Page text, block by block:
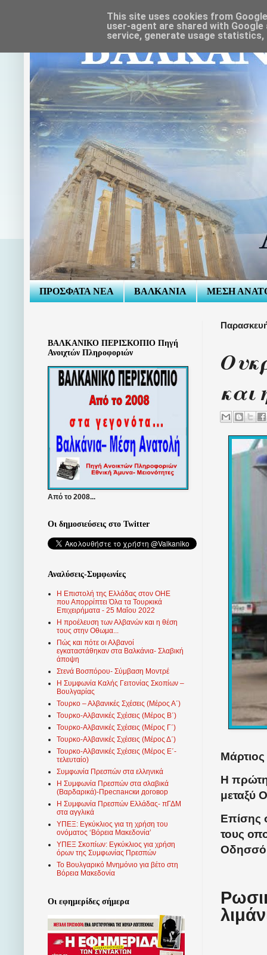
ΠΡΟΣΦΑΤΑ ΝΕΑ ΒΑΛΚΑΝΙΑ ΜΕΣΗ
και
Η
μεταξύ
Επίσης
τους
ΒΑΛΚΑΝΙΚΟ ΠΕΡΙΣΚΟΠΙΟ Πηγή
Ανοιχτών Πληροφοριών
Από το 2008...
Οι δημοσιεύσεις στο Twitter
Αναλύσεις-Συμφωνίες
Η Επιστολή της Ελλάδας στον ΟΗΕ
που Απορρίπτει Όλα τα Τουρκικά
Επιχειρήματα - 25 Μαΐου 2022
Η προέλευση των Αλβανών και η θέση
τους στην Οθωμα...
Πώς και πότε οι Αλβανοί
εγκαταστάθηκαν στα Βαλκάνια- Σλαβική
άποψη
Στενά Βοσπόρου- Σύμβαση Μοντρέ
Η Συμφωνία Καλής Γειτονίας Σκοπίων –
Βουλγαρίας
Τουρκο – Αλβανικές Σχέσεις (Mέρος Α΄)
Τουρκο-Αλβανικές Σχέσεις (Μέρος Β΄)
Τουρκο-Αλβανικές Σχέσεις (Μέρος Γ΄)
Τουρκο-Αλβανικές Σχέσεις (Μέρος Δ΄)
Τουρκο-Αλβανικές Σχέσεις (Μέρος Ε΄-
τελευταίο)
Συμφωνία Πρεσπών στα ελληνικά
Η Συμφωνία Πρεσπών στα σλαβικά
(Βαρδαρικά)-Преспански договор
Η Συμφωνία Πρεσπών Ελλάδας- πΓΔΜ
στα αγγλικά
ΥΠΕΞ: Εγκύκλιος για τη χρήση του
ονόματος ‘Βόρεια Μακεδονία’
ΥΠΕΞ Σκοπίων: Εγκύκλιος για χρήση
όρων της Συμφωνίας Πρεσπών
Το Βουλγαρικό Μνημόνιο για βέτο στη
Βόρεια Μακεδονία
Οι εφημερίδες σήμερα
This site uses cookies from
user-agent are shared with
service, generate usage statistics,